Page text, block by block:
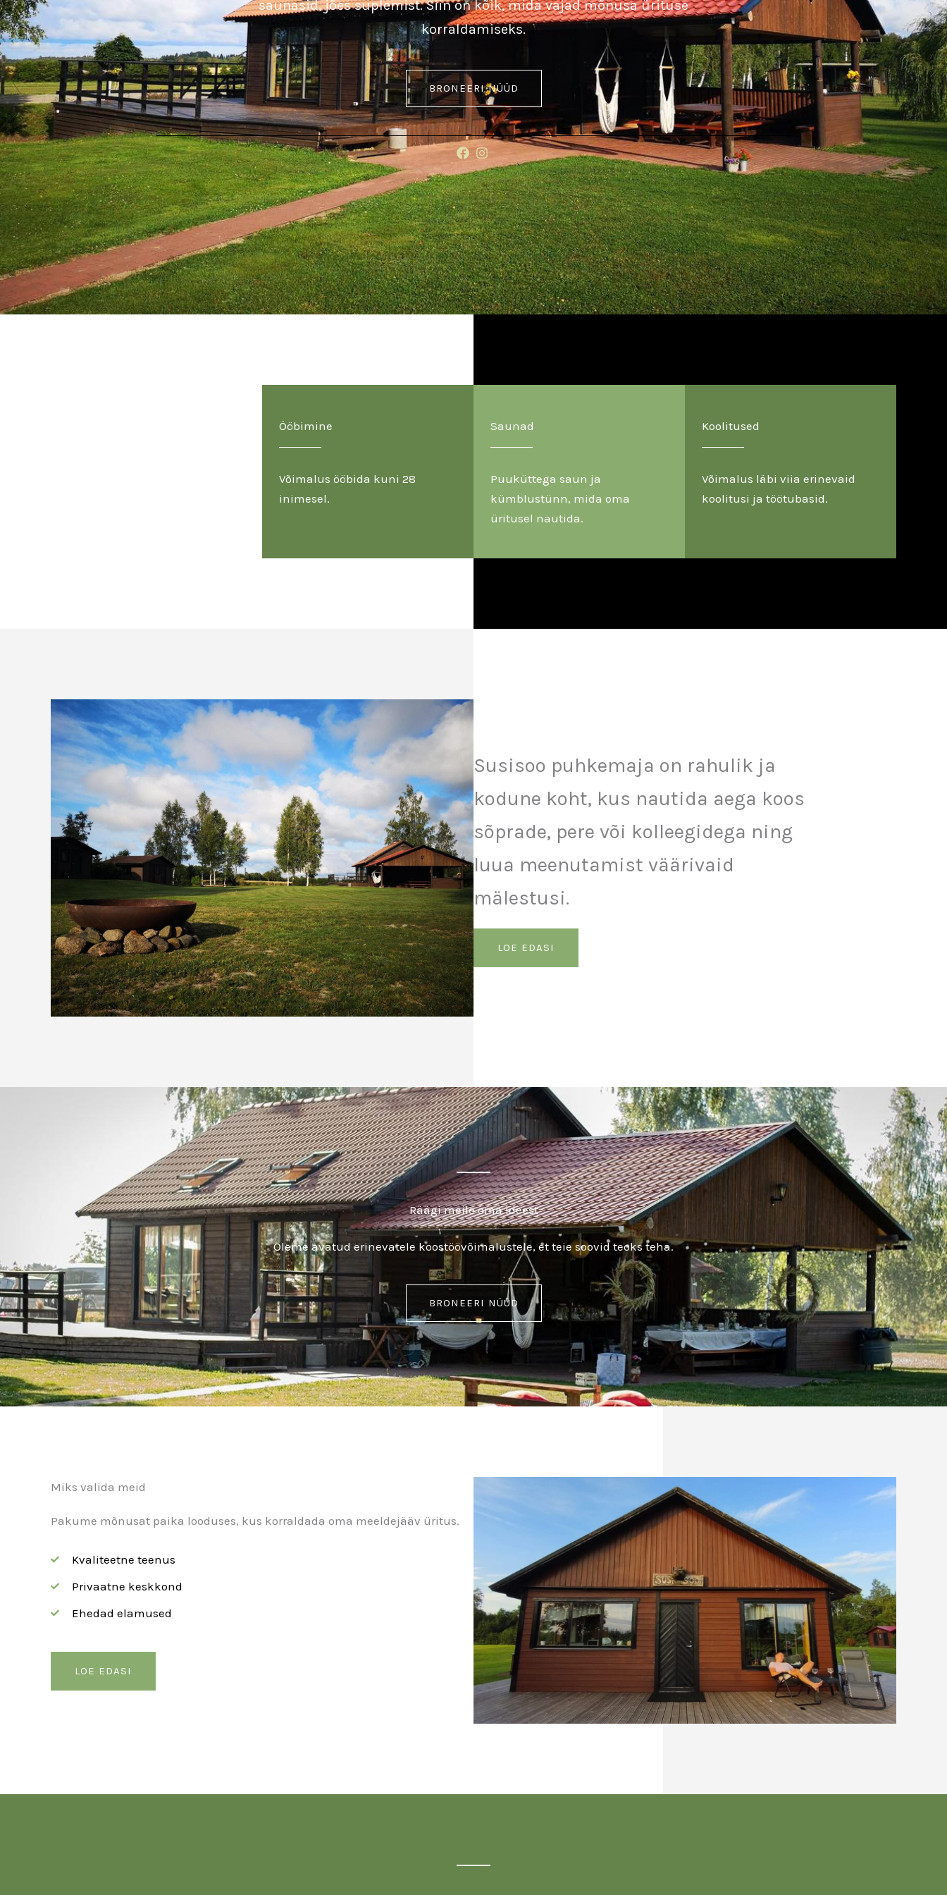
saunasid, jões suplemist. Siin on kõik, mida vajad mõnusa ürituse
korraldamiseks.
BRONEERI NÜÜD
Ööbimine
Võimalus ööbida kuni 28
inimesel.
Saunad
Puuküttega saun ja
kümblustünn, mida oma
üritusel nautida.
Koolitused
Võimalus läbi viia erinevaid
koolitusi ja töötubasid.
Susisoo puhkemaja on rahulik ja
kodune koht, kus nautida aega koos
sõprade, pere või kolleegidega ning
luua meenutamist väärivaid
mälestusi.
LOE EDASI
Räägi meile oma ideest
Oleme avatud erinevatele koostöövõimalustele, et teie soovid teoks teha.
BRONEERI NÜÜD
Miks valida meid
Pakume mõnusat paika looduses, kus korraldada oma meeldejääv üritus.
Kvaliteetne teenus
Privaatne keskkond
Ehedad elamused
LOE EDASI